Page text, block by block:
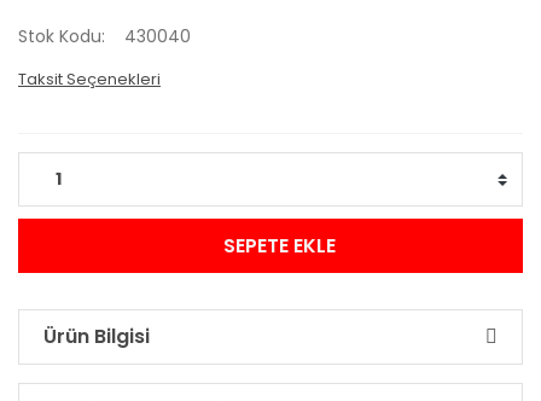
Stok Kodu 430040
Taksit Seçenekleri
SEPETE EKLE
Ürün Bilgisi